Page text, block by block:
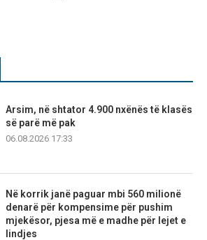
Arsim, në shtator 4.900 nxënës të klasës
së parë më pak
06.08.2026 17:33
Në korrik janë paguar mbi 560 milionë
denarë për kompensime për pushim
mjekësor, pjesa më e madhe për lejet e
lindjes